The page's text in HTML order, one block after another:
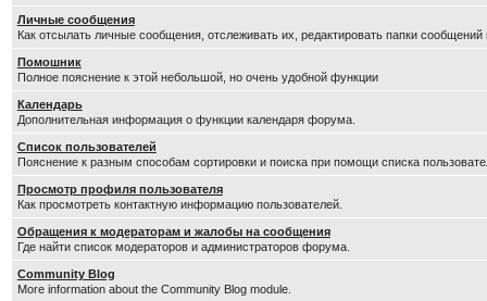
Личные сообщения
Как отсылать личные сообщения, отслеживать их, редактировать папки
Помошник
Полное пояснение к этой небольшой, но очень удобной функции
Календарь
Дополнительная информация о функции календаря форума.
Список пользователей
Пояснение к разным способам сортировки и поиска при помощи списка
Просмотр профиля пользователя
Как просмотреть контактную информацию пользователей.
Обращения к модераторам и жалобы на сообщения
Где найти список модераторов и администраторов форума.
Community Blog
More information about the Community Blog module.